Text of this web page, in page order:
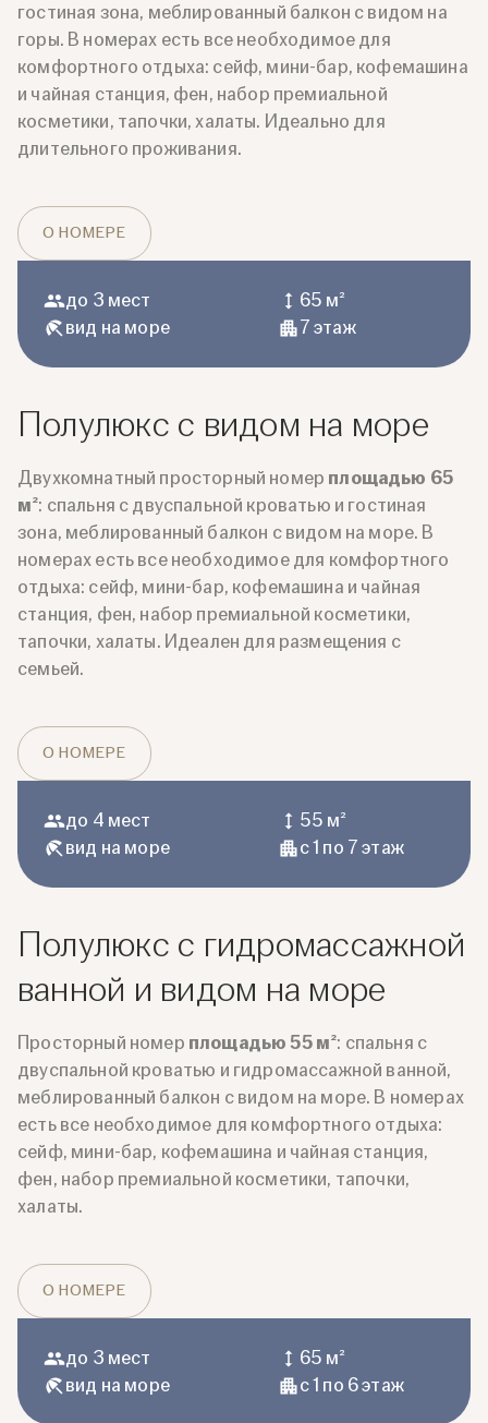
гостиная зона, меблированный балкон с видом на
горы. В номерах есть все необходимое для
комфортного отдыха: сейф, мини-бар, кофемашина
и чайная станция, фен, набор премиальной
косметики, тапочки, халаты. Идеально для
длительного проживания.
О НОМЕРЕ
до 3 мест
65 м²
вид на море
7 этаж
Полулюкс с видом на море
Двухкомнатный просторный номер площадью 65
м²: спальня с двуспальной кроватью и гостиная
зона, меблированный балкон с видом на море. В
номерах есть все необходимое для комфортного
отдыха: сейф, мини-бар, кофемашина и чайная
станция, фен, набор премиальной косметики,
тапочки, халаты. Идеален для размещения с
семьей.
О НОМЕРЕ
до 4 мест
55 м²
вид на море
с 1 по 7 этаж
Полулюкс с гидромассажной
ванной и видом на море
Просторный номер площадью 55 м²: спальня с
двуспальной кроватью и гидромассажной ванной,
меблированный балкон с видом на море. В номерах
есть все необходимое для комфортного отдыха:
сейф, мини-бар, кофемашина и чайная станция,
фен, набор премиальной косметики, тапочки,
халаты.
О НОМЕРЕ
до 3 мест
65 м²
вид на море
с 1 по 6 этаж